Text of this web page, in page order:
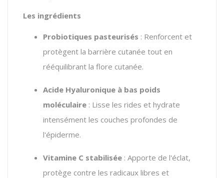
Les ingrédients
Probiotiques pasteurisés : Renforcent et
protègent la barrière cutanée tout en
rééquilibrant la flore cutanée.
Acide Hyaluronique à bas poids
moléculaire : Lisse les rides et hydrate
intensément les couches profondes de
l'épiderme.
Vitamine C stabilisée : Apporte de l'éclat,
protège contre les radicaux libres et